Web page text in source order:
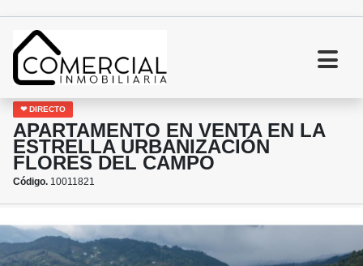
❤ DIRECTO
APARTAMENTO EN VENTA EN LA
ESTRELLA URBANIZACIÓN
FLORES DEL CAMPO
Código. 10011821